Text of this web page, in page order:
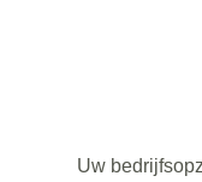
Uw